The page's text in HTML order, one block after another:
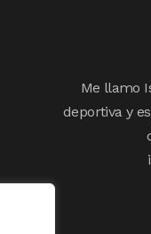
Me llamo
deportiva y